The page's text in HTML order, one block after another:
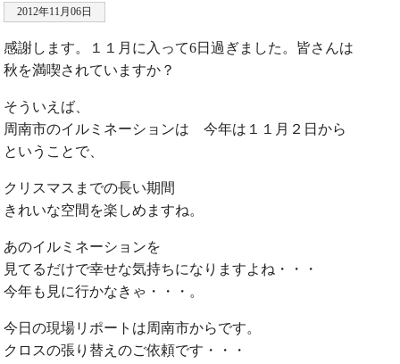
2012年11月06日
感謝します。１１月に入って6日過ぎました。皆さんは
秋を満喫されていますか？
そういえば、
周南市のイルミネーションは 今年は１１月２日から
ということで、
クリスマスまでの長い期間
きれいな空間を楽しめますね。
あのイルミネーションを
見てるだけで幸せな気持ちになりますよね・・・
今年も見に行かなきゃ・・・。
今日の現場リポートは周南市からです。
クロスの張り替えのご依頼です・・・